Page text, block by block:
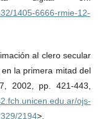
1405-6666-rmie-12-
al clero secular
la primera mitad del
2002, pp. 421-443,
ojs-
2194>.